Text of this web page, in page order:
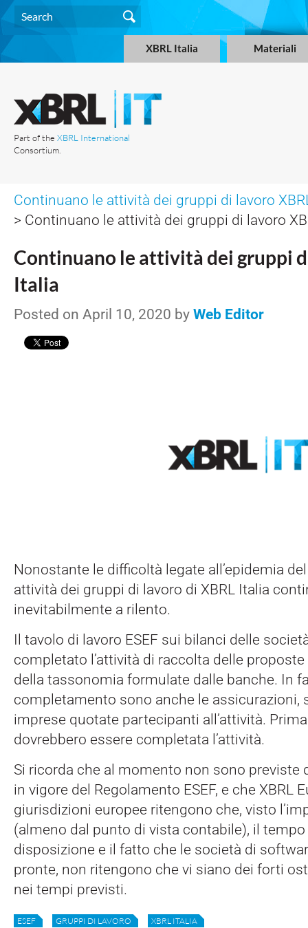
XBRL Italia Materiali
Part of the XBRL International
Consortium.
Continuano le attività dei gruppi di lavoro
> Continuano le attività dei gruppi di lavoro
Continuano le attività dei gruppi
Italia
Posted on April 10, 2020 by Web Editor
Nonostante le difficoltà legate all’epidemia del
attività dei gruppi di lavoro di XBRL Italia
inevitabilmente a rilento.
Il tavolo di lavoro ESEF sui bilanci delle
completato l’attività di raccolta delle
della tassonomia formulate dalle banche. In
completamento sono anche le assicurazioni,
imprese quotate partecipanti all’attività. Prima
dovrebbero essere completata l’attività.
Si ricorda che al momento non sono previste
in vigore del Regolamento ESEF, e che XBRL
giurisdizioni europee ritengono che, visto
(almeno dal punto di vista contabile), il tempo
disposizione e il fatto che le società di
pronte, non ritengono che vi siano dei forti
nei tempi previsti.
ESEF GRUPPI DI LAVORO XBRL ITALIA